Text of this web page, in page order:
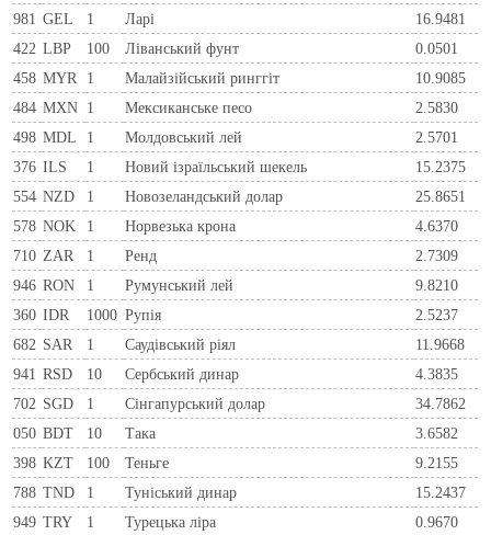
981 GEL 1 Ларi
16.9481
422 LBP 100 Ліванський фунт
0.0501
458 MYR 1 Малайзійський ринггіт
10.9085
484 MXN 1 Мексиканське песо
2.5830
498 MDL 1 Молдовський лей
2.5701
376 ILS 1 Новий ізраїльський шекель
15.2375
554 NZD 1 Новозеландський долар
25.8651
578 NOK 1 Норвезька крона
4.6370
710 ZAR 1 Ренд
2.7309
946 RON 1 Румунський лей
9.8210
360 IDR 1000 Рупія
2.5237
682 SAR 1 Саудівський ріял
11.9668
941 RSD 10 Сербський динар
4.3835
702 SGD 1 Сінгапурський долар
34.7862
050 BDT 10 Така
3.6582
398 KZT 100 Теньге
9.2155
788 TND 1 Туніський динар
15.2437
949 TRY 1 Турецька ліра 0.9670